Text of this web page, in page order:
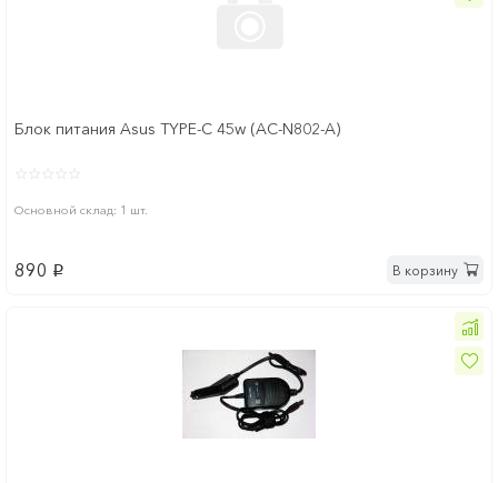
Блок питания Asus TYPE-C 45w (AC-N802-A)
Основной склад: 1 шт.
890 p В корзину